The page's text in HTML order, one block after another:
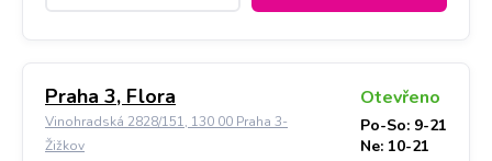
Praha 3, Flora
Vinohradská 2828/151, 130 00 Praha 3-
Žižkov
Otevřeno
Po-So: 9-21
Ne: 10-21